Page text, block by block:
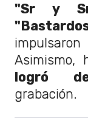
"Sr y
Asimismo,
logró
grabación.